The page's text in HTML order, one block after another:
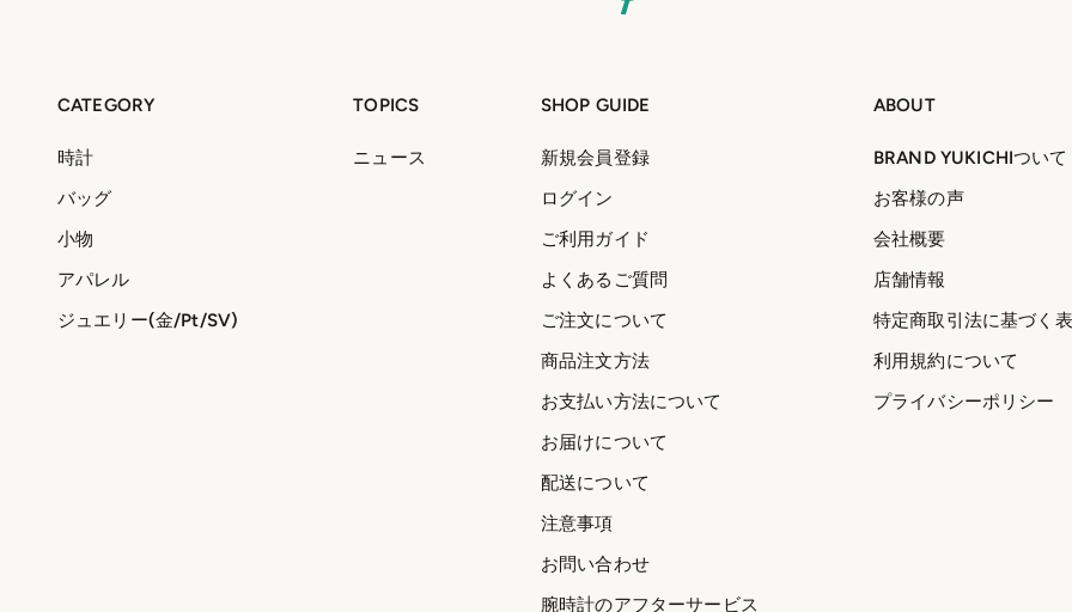
CATEGORY
時計
バッグ
小物
アパレル
ジュエリー(金/Pt/SV)
TOPICS
ニュース
SHOP GUIDE
新規会員登録
ログイン
ご利用ガイド
よくあるご質問
ご注文について
商品注文方法
お支払い方法について
お届けについて
配送について
注意事項
お問い合わせ
腕時計のアフターサービス
ABOUT
BRAND YUKICHIついて
お客様の声
会社概要
店舗情報
特定商取引法に基づく
利用規約について
プライバシーポリシー